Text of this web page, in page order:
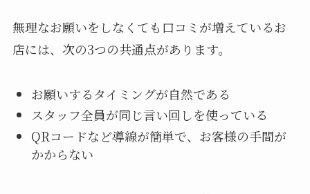
無理なお願いをしなくても口コミが増えているお
店には、次の3つの共通点があります。
お願いするタイミングが自然である
スタッフ全員が同じ言い回しを使っている
QRコードなど導線が簡単で、お客様の手間が
かからない